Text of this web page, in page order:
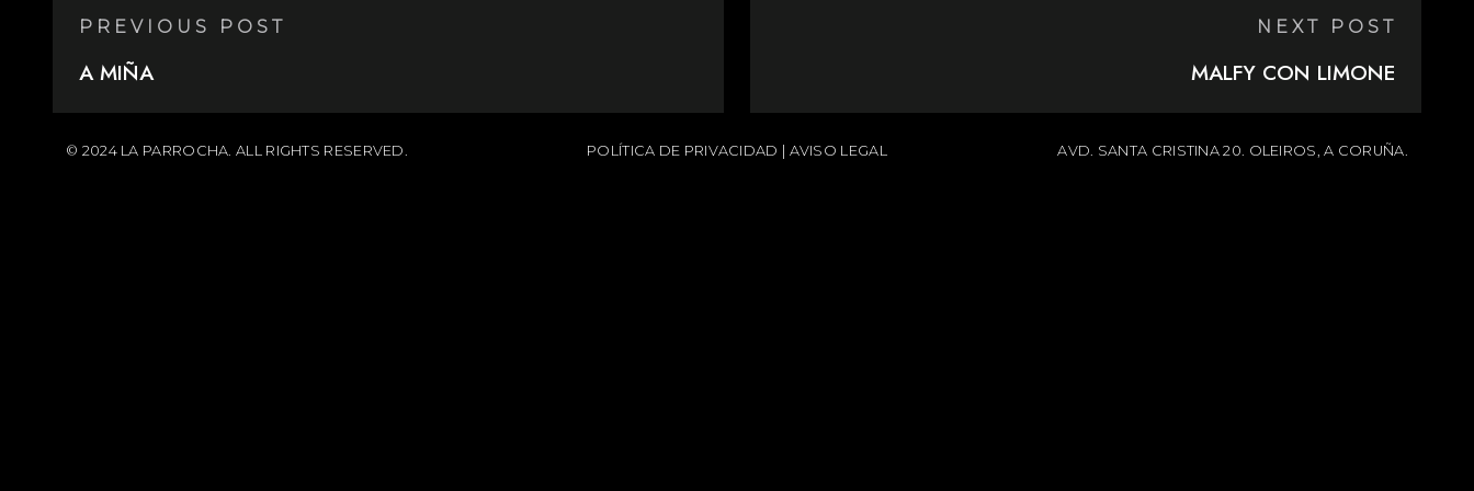
PREVIOUS POST
A MIÑA
NEXT POST
MALFY CON LIMONE
© 2024 LA PARROCHA. ALL RIGHTS RESERVED. POLÍTICA DE PRIVACIDAD AVISO LEGAL AVD. SANTA CRISTINA 20. OLEIROS, A CORUÑA.